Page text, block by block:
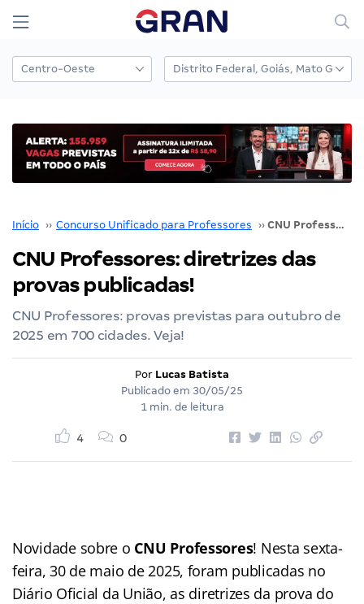
Início ›› Concurso Unificado para Professores ›› CNU Professores: diretrizes das provas publicadas!
CNU Professores: diretrizes das
provas publicadas!
CNU Professores: provas previstas para outubro de
2025 em 700 cidades. Veja!
Por Lucas Batista
Publicado em 30/05/25
1 min. de leitura
4 0
Novidade sobre o CNU Professores! Nesta sexta-
feira, 30 de maio de 2025, foram publicadas no
Diário Oficial da União, as diretrizes da prova do